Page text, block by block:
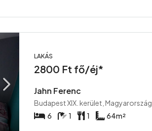
LAKÁS
2800 Ft fő/éj*
Jahn Ferenc
Budapest XIX. kerület, Magyarország
6
1 1 64m²